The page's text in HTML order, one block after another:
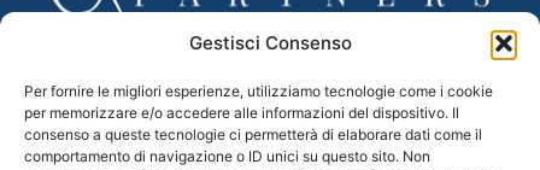
Gestisci Consenso
Per fornire le migliori esperienze, utilizziamo tecnologie come i cookie
per memorizzare e/o accedere alle informazioni del dispositivo. Il
consenso a queste tecnologie ci permetterà di elaborare dati come il
comportamento di navigazione o ID unici su questo sito. Non
tel. 0422 433332 – fax 0422 433335
Mail –segreteria@studiofiabane.it
PEC –fiabane.partners@legalmail.it